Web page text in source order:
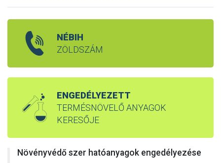
NÉBIH
ZÖLDSZÁM
ENGEDÉLYEZETT
TERMÉSNÖVELŐ ANYAGOK
KERESŐJE
Növényvédő szer hatóanyagok engedélyezése